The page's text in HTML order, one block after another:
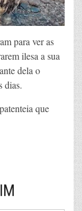
para ver as
ilesa a sua
dela o
dias.
que